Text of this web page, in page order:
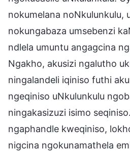
nokumelana noNkulunkulu,
nokungabaza umsebenzi
ndlela umuntu angagcina
Ngakho, akusizi ngalutho
ningalandeli iqiniso futhi
ngeqiniso uNkulunkulu
ningakasizuzi isimo
ngaphandle kweqiniso,
nigcina ngokunamathela